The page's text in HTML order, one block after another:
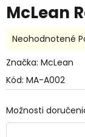
McLean
Kód: MA-A002
Možnosti
Priemerné
produktu
0,0
5
Neohodnotené
Značka: McLean